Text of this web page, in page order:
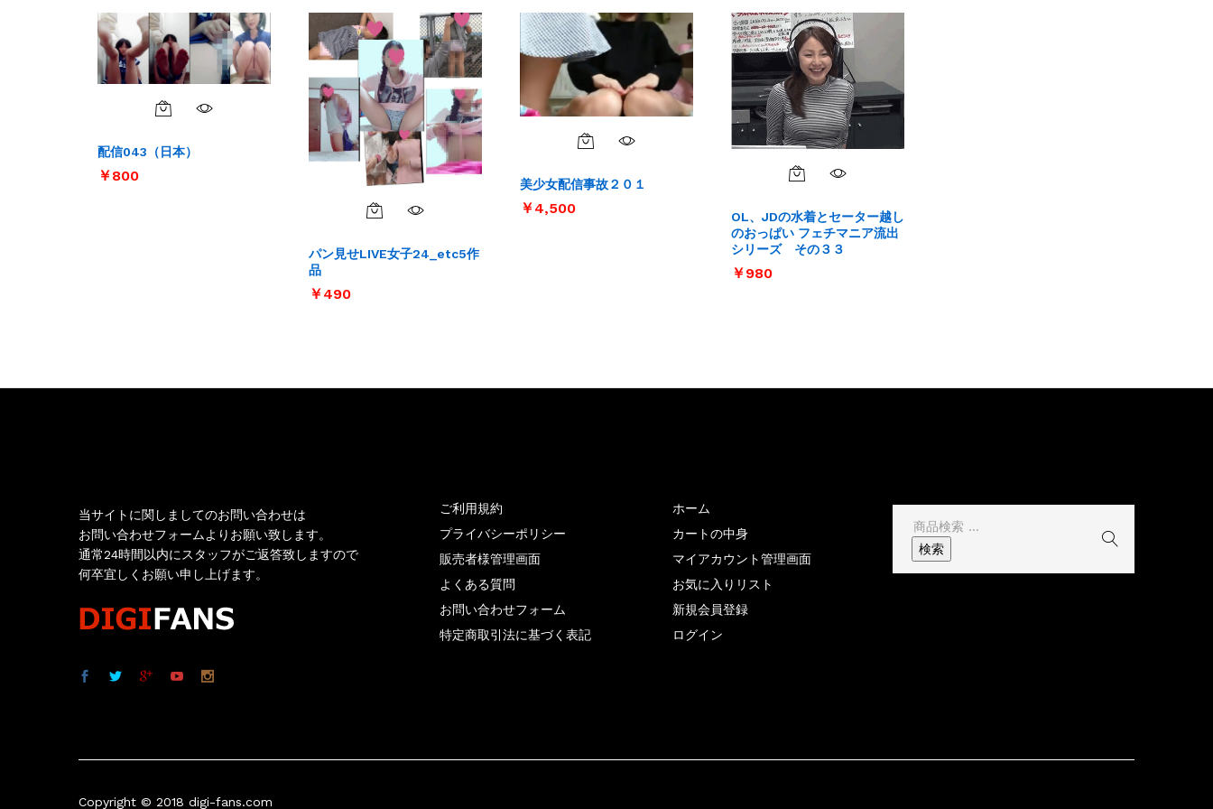
配信043（日本）
￥800
￥800
パン見せLIVE女子24_etc5作
品
￥490
￥490
美少女配信事故２０１
￥4,500
￥4,500
OL、JDの水着とセーター越し
のおっぱい フェチマニア流出
シリーズ その３３
￥980
￥980
当サイトに関しましてのお問い合わせは
お問い合わせフォームよりお願い致します。
通常24時間以内にスタッフがご返答致しますので
何卒宜しくお願い申し上げます。
ご利用規約
プライバシーポリシー
販売者様管理画面
よくある質問
お問い合わせフォーム
特定商取引法に基づく表記
ホーム
カートの中身
マイアカウント管理画面
お気に入りリスト
新規会員登録
ログイン
検
索
結
検索
Copyright © 2018 digi-fans.com